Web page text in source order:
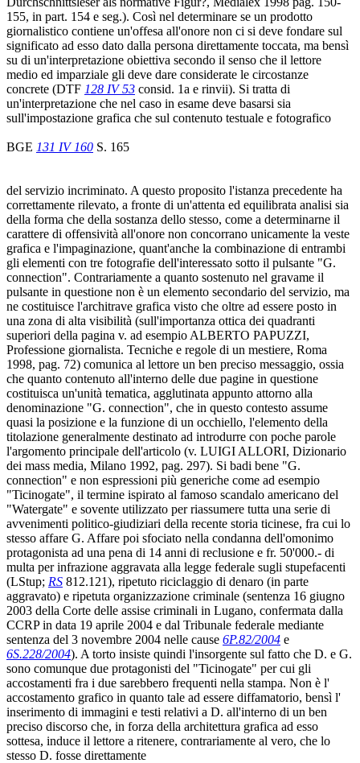
155, in part. 154 e seg.). Così nel determinare se un prodotto
giornalistico contiene un'offesa all'onore non ci si deve fondare sul
significato ad esso dato dalla persona direttamente toccata, ma bensì
su di un'interpretazione obiettiva secondo il senso che il lettore
medio ed imparziale gli deve dare considerate le circostanze
concrete (DTF 128 IV 53 consid. 1a e rinvii). Si tratta di
un'interpretazione che nel caso in esame deve basarsi sia
sull'impostazione grafica che sul contenuto testuale e fotografico
BGE 131 IV 160 S. 165
del servizio incriminato. A questo proposito l'istanza precedente ha
correttamente rilevato, a fronte di un'attenta ed equilibrata analisi sia
della forma che della sostanza dello stesso, come a determinarne il
carattere di offensività all'onore non concorrano unicamente la veste
grafica e l'impaginazione, quant'anche la combinazione di entrambi
gli elementi con tre fotografie dell'interessato sotto il pulsante "G.
connection". Contrariamente a quanto sostenuto nel gravame il
pulsante in questione non è un elemento secondario del servizio, ma
ne costituisce l'architrave grafica visto che oltre ad essere posto in
una zona di alta visibilità (sull'importanza ottica dei quadranti
superiori della pagina v. ad esempio ALBERTO PAPUZZI,
Professione giornalista. Tecniche e regole di un mestiere, Roma
1998, pag. 72) comunica al lettore un ben preciso messaggio, ossia
che quanto contenuto all'interno delle due pagine in questione
costituisca un'unità tematica, agglutinata appunto attorno alla
denominazione "G. connection", che in questo contesto assume
quasi la posizione e la funzione di un occhiello, l'elemento della
titolazione generalmente destinato ad introdurre con poche parole
l'argomento principale dell'articolo (v. LUIGI ALLORI, Dizionario
dei mass media, Milano 1992, pag. 297). Si badi bene "G.
connection" e non espressioni più generiche come ad esempio
"Ticinogate", il termine ispirato al famoso scandalo americano del
"Watergate" e sovente utilizzato per riassumere tutta una serie di
avvenimenti politico-giudiziari della recente storia ticinese, fra cui lo
stesso affare G. Affare poi sfociato nella condanna dell'omonimo
protagonista ad una pena di 14 anni di reclusione e fr. 50'000.- di
multa per infrazione aggravata alla legge federale sugli stupefacenti
(LStup; RS 812.121), ripetuto riciclaggio di denaro (in parte
aggravato) e ripetuta organizzazione criminale (sentenza 16 giugno
2003 della Corte delle assise criminali in Lugano, confermata dalla
CCRP in data 19 aprile 2004 e dal Tribunale federale mediante
sentenza del 3 novembre 2004 nelle cause 6P.82/2004 e
6S.228/2004). A torto insiste quindi l'insorgente sul fatto che D. e G.
sono comunque due protagonisti del "Ticinogate" per cui gli
accostamenti fra i due sarebbero frequenti nella stampa. Non è l'
accostamento grafico in quanto tale ad essere diffamatorio, bensì l'
inserimento di immagini e testi relativi a D. all'interno di un ben
preciso discorso che, in forza della architettura grafica ad esso
sottesa, induce il lettore a ritenere, contrariamente al vero, che lo
stesso D. fosse direttamente